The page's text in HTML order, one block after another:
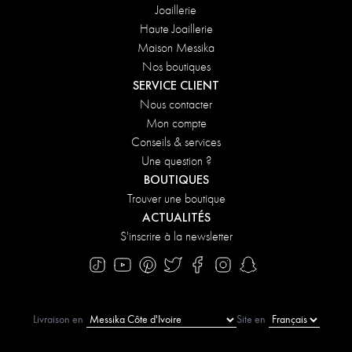
Joaillerie
Haute Joaillerie
Maison Messika
Nos boutiques
SERVICE CLIENT
Nous contacter
Mon compte
Conseils & services
Une question ?
BOUTIQUES
Trouver une boutique
ACTUALITÉS
S'inscrire à la newsletter
Livraison en Site en